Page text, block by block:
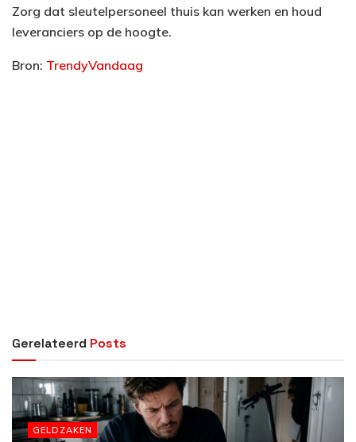
Zorg dat sleutelpersoneel thuis kan werken en houd
leveranciers op de hoogte.
Bron: TrendyVandaag
Gerelateerd Posts
GELDZAKEN